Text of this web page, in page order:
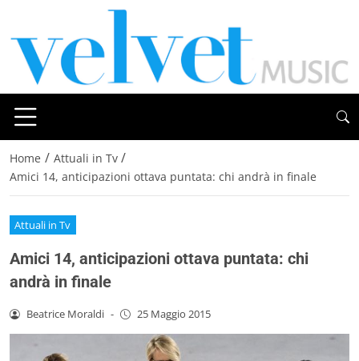
Home / Attuali in Tv /
Amici 14, anticipazioni ottava puntata: chi andrà in finale
Attuali in Tv
Amici 14, anticipazioni ottava puntata: chi
andrà in finale
Beatrice Moraldi - 25 Maggio 2015